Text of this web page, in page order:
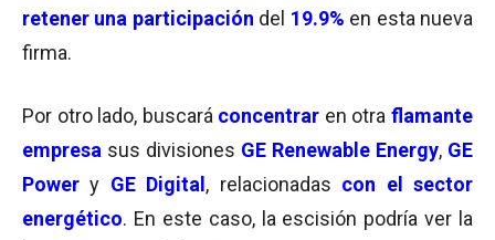
retener una participación del 19.9% en esta nueva
firma.
Por otro lado, buscará concentrar en otra flamante
empresa sus divisiones GE Renewable Energy, GE
Power y GE Digital , relacionadas con el sector
energético. En este caso, la escisión podría ver la